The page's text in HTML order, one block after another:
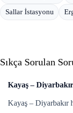
Sallar İstasyonu
Sıkça Sorulan
Kayaş –
Kayaş – Diyarbakır